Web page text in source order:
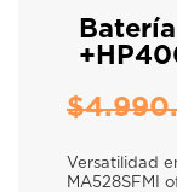
$
Versatilidad
MA528SFMI